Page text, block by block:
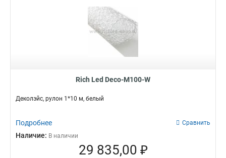
Rich Led Deco-M100-W
Деколэйс, рулон 1*10 м, белый
Подробнее Сравнить
Наличие: В наличии
29 835,00 ₽